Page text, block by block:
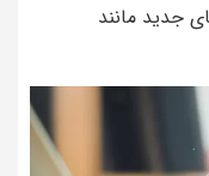
جدید مانند